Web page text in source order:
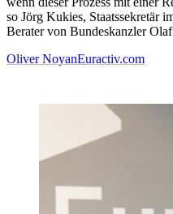
so Jörg Kukies, Staatssekretär
Berater von Bundeskanzler
Oliver NoyanEuractiv.com